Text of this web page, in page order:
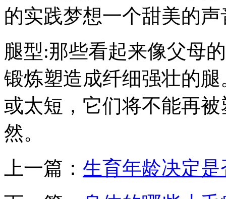
的实践梦想一个甜美的声
腿型:那些看起来像父母
锻炼塑造成纤细强壮的
或太短，它们将不能再
然。
上一篇： 生育年龄决定